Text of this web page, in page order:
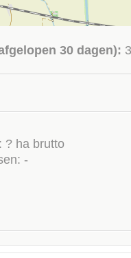
30 dagen):
? ha brutto
-